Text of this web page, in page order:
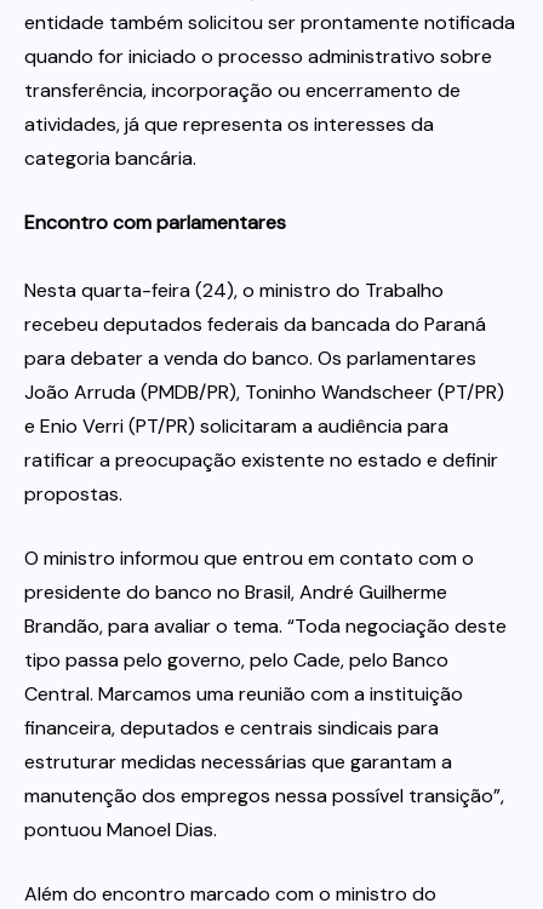
entidade também solicitou ser prontamente notificada
quando for iniciado o processo administrativo sobre
transferência, incorporação ou encerramento de
atividades, já que representa os interesses da
categoria bancária.
Encontro com parlamentares
Nesta quarta-feira (24), o ministro do Trabalho
recebeu deputados federais da bancada do Paraná
para debater a venda do banco. Os parlamentares
João Arruda (PMDB/PR), Toninho Wandscheer (PT/PR)
e Enio Verri (PT/PR) solicitaram a audiência para
ratificar a preocupação existente no estado e definir
propostas.
O ministro informou que entrou em contato com o
presidente do banco no Brasil, André Guilherme
Brandão, para avaliar o tema. “Toda negociação deste
tipo passa pelo governo, pelo Cade, pelo Banco
Central. Marcamos uma reunião com a instituição
financeira, deputados e centrais sindicais para
estruturar medidas necessárias que garantam a
manutenção dos empregos nessa possível transição”,
pontuou Manoel Dias.
Além do encontro marcado com o ministro do